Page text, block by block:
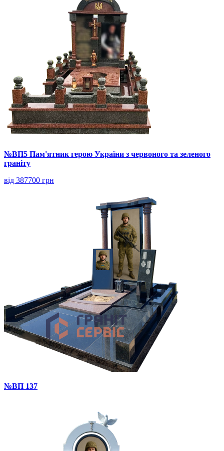
№ВП5 Пам'ятник герою України з червоного та зеленого
граніту
від 387700 грн
№ВП 137